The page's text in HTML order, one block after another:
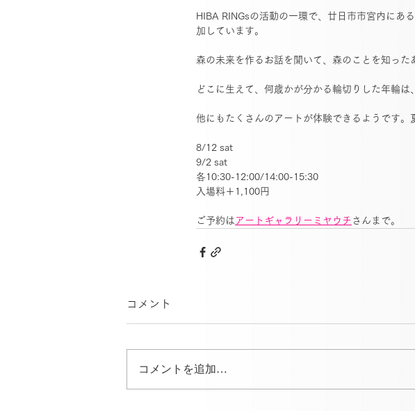
HIBA RINGsの活動の一環で、廿日市市宮内にあ
加しています。
森の未来を作るお話を聞いて、森のことを知った
どこに生えて、何歳かが分かる輪切りした年輪
他にもたくさんのアートが体験できるようです
8/12 sat
9/2 sat
各10:30-12:00/14:00-15:30
入場料＋1,100円
ご予約は アートギャラリーミヤウチ さんまで。
コメント
コメントを追加…